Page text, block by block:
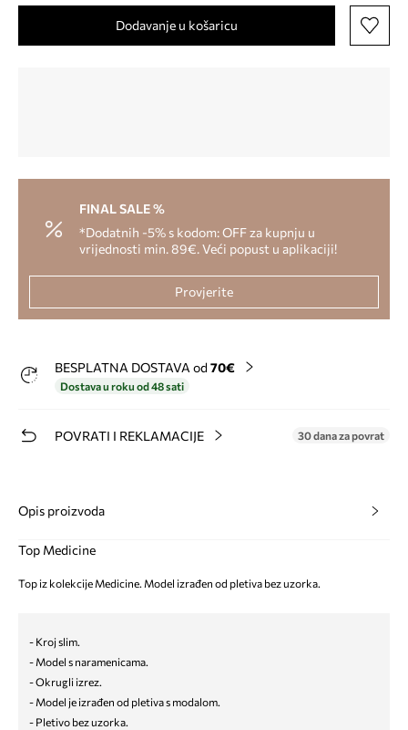
Dodavanje u košaricu
FINAL SALE %
*Dodatnih -5% s kodom: OFF za kupnju u
vrijednosti min. 89€. Veći popust u aplikaciji!
Provjerite
BESPLATNA DOSTAVA od 70€
Dostava u roku od 48 sati
POVRATI I REKLAMACIJE 30 dana za povrat
Opis proizvoda
Top Medicine
Top iz kolekcije Medicine. Model izrađen od pletiva bez uzorka.
- Kroj slim.
- Model s naramenicama.
- Okrugli izrez.
- Model je izrađen od pletiva s modalom.
- Pletivo bez uzorka.